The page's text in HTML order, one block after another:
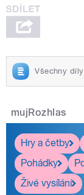
Všechny
mujRozhlas
Hry a četby
Pohádky
Živé vysílání